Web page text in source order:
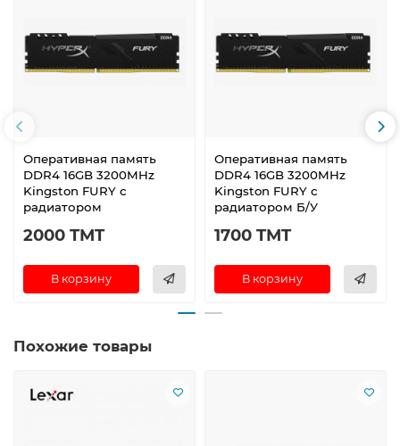
Оперативная память
DDR4 16GB 3200MHz
Kingston FURY с
радиатором
2000 TMT
В корзину
Оперативная память
DDR4 16GB 3200MHz
Kingston FURY с
радиатором Б/У
1700 TMT
В корзину
Похожие товары